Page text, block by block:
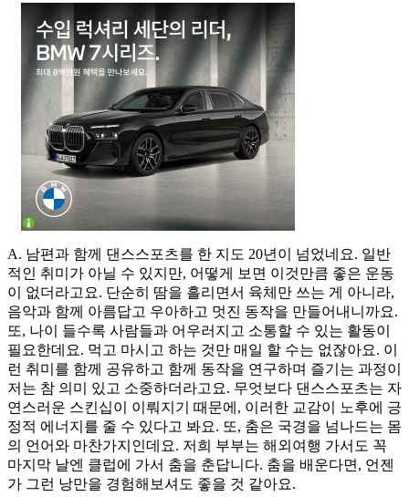
A. 남편과 함께 댄스스포츠를 한 지도 20년이 넘었네요. 일반
적인 취미가 아닐 수 있지만, 어떻게 보면 이것만큼 좋은 운동
이 없더라고요. 단순히 땀을 흘리면서 육체만 쓰는 게 아니라,
음악과 함께 아름답고 우아하고 멋진 동작을 만들어내니까요.
또, 나이 들수록 사람들과 어우러지고 소통할 수 있는 활동이
필요한데요. 먹고 마시고 하는 것만 매일 할 수는 없잖아요. 이
런 취미를 함께 공유하고 함께 동작을 연구하며 즐기는 과정이
저는 참 의미 있고 소중하더라고요. 무엇보다 댄스스포츠는 자
연스러운 스킨십이 이뤄지기 때문에, 이러한 교감이 노후에 긍
정적 에너지를 줄 수 있다고 봐요. 또, 춤은 국경을 넘나드는 몸
의 언어와 마찬가지인데요. 저희 부부는 해외여행 가서도 꼭
마지막 날엔 클럽에 가서 춤을 춘답니다. 춤을 배운다면, 언젠
가 그런 낭만을 경험해보셔도 좋을 것 같아요.